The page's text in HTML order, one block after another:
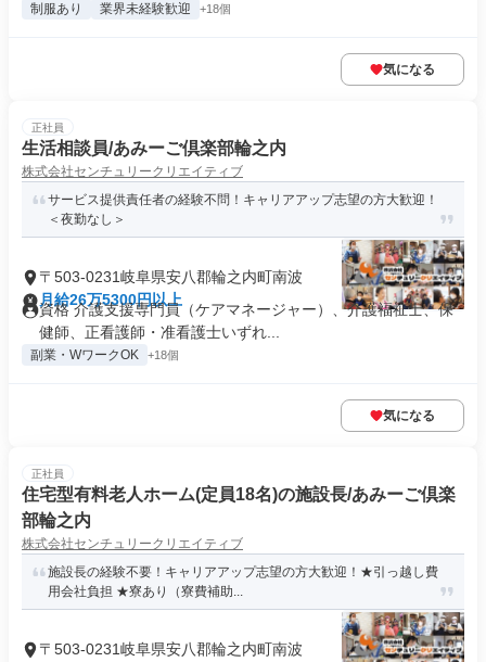
制服あり 業界未経験歓迎 +18個
気になる
正社員
生活相談員/あみーご倶楽部輪之内
株式会社センチュリークリエイティブ
サービス提供責任者の経験不問！キャリアアップ志望の方大歓迎！
＜夜勤なし＞
〒503-0231岐阜県安八郡輪之内町南波
月給26万5300円以上
資格 介護支援専門員（ケアマネージャー）、介護福祉士、保
健師、正看護師・准看護士いずれ...
副業・WワークOK +18個
気になる
正社員
住宅型有料老人ホーム(定員18名)の施設長/あみーご倶楽
部輪之内
株式会社センチュリークリエイティブ
施設長の経験不要！キャリアアップ志望の方大歓迎！★引っ越し費
用会社負担 ★寮あり（寮費補助...
〒503-0231岐阜県安八郡輪之内町南波